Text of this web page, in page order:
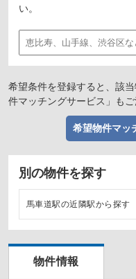
い。
希望条件を登録すると、該
件マッチングサービス」もご
希望物件マッ
別の物件を探す
馬車道駅の近隣駅から探す
みなとみらい駅の店舗物
物件情報